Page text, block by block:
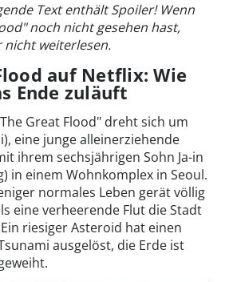
Text enthält Spoiler! Wenn
noch nicht gesehen hast,
weiterlesen.
auf Netflix: Wie
Ende zuläuft
Great Flood" dreht sich um
eine junge alleinerziehende
ihrem sechsjährigen Sohn Ja-in
in einem Wohnkomplex in Seoul.
normales Leben gerät völlig
eine verheerende Flut die Stadt
riesiger Asteroid hat einen
ausgelöst, die Erde ist